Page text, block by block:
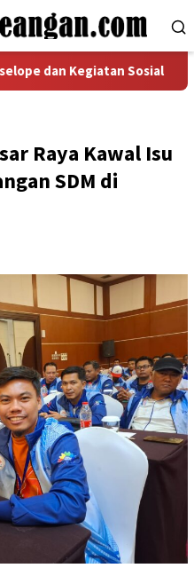
Kegiatan Sosial Isu
Raya Kawal Isu
SDM di